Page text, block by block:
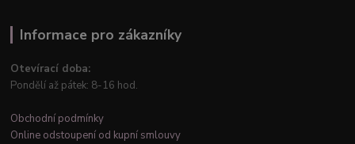
Informace pro zákazníky
Otevírací doba:
Pondělí až pátek: 8-16 hod.
Obchodní podmínky
Online odstoupení od kupní smlouvy